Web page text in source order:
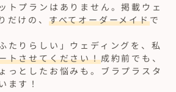
トプランはありません。掲載ウェ
だけの、 すべてオーダーメイドで
たりらしい」ウェディングを、私
トさせてください！成約前でも、
っとしたお悩みも。ブラプラスタ
ます！